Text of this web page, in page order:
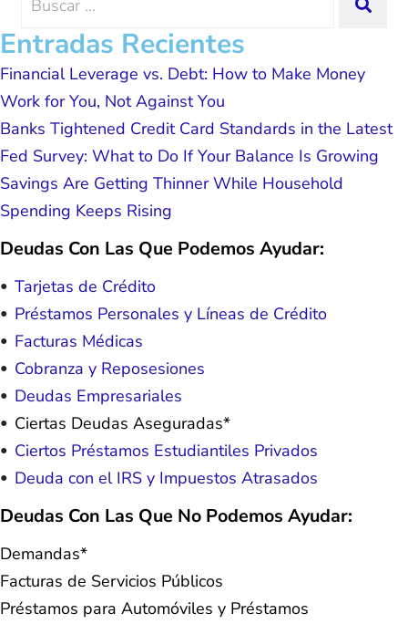
possible because of J Miller, and I am
Entradas Recientes
Financial Leverage vs. Debt: How to Make Money
Work for You, Not Against You
Banks Tightened Credit Card Standards in the Latest
Fed Survey: What to Do If Your Balance Is Growing
Savings Are Getting Thinner While Household
Spending Keeps Rising
Deudas Con Las Que Podemos Ayudar:
Tarjetas de Crédito
Préstamos Personales y Líneas de Crédito
Facturas Médicas
Cobranza y Reposesiones
Deudas Empresariales
Ciertas Deudas Aseguradas*
Ciertos Préstamos Estudiantiles Privados
Deuda con el IRS y Impuestos Atrasados
Deudas Con Las Que No Podemos Ayudar:
Demandas*
Facturas de Servicios Públicos
Préstamos para Automóviles y Préstamos